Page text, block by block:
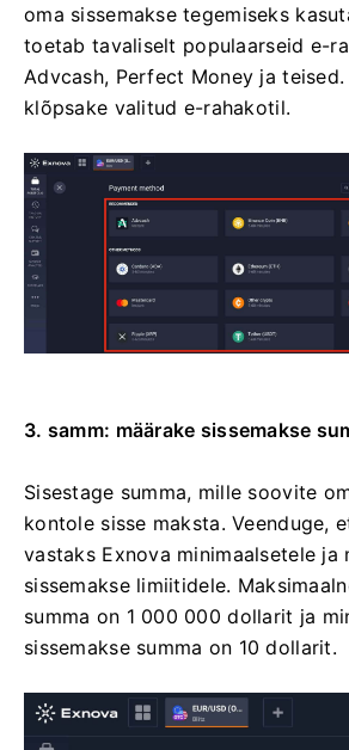
oma sissemakse tegemiseks
toetab tavaliselt populaarseid e-
Advcash, Perfect Money ja
klõpsake valitud e-rahakotil.
3. samm: määrake sissemakse
Sisestage summa, mille soovite
kontole sisse maksta. Veenduge,
vastaks Exnova minimaalsetele ja
sissemakse limiitidele.
summa on 1 000 000 dollarit ja
sissemakse summa on 10 dollarit.